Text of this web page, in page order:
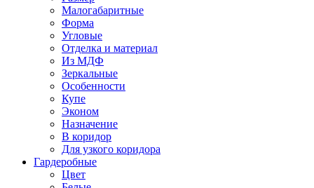
Малогабаритные
Форма
Угловые
Отделка и материал
Из МДФ
Зеркальные
Особенности
Купе
Эконом
Назначение
В коридор
Для узкого коридора
Гардеробные
Цвет